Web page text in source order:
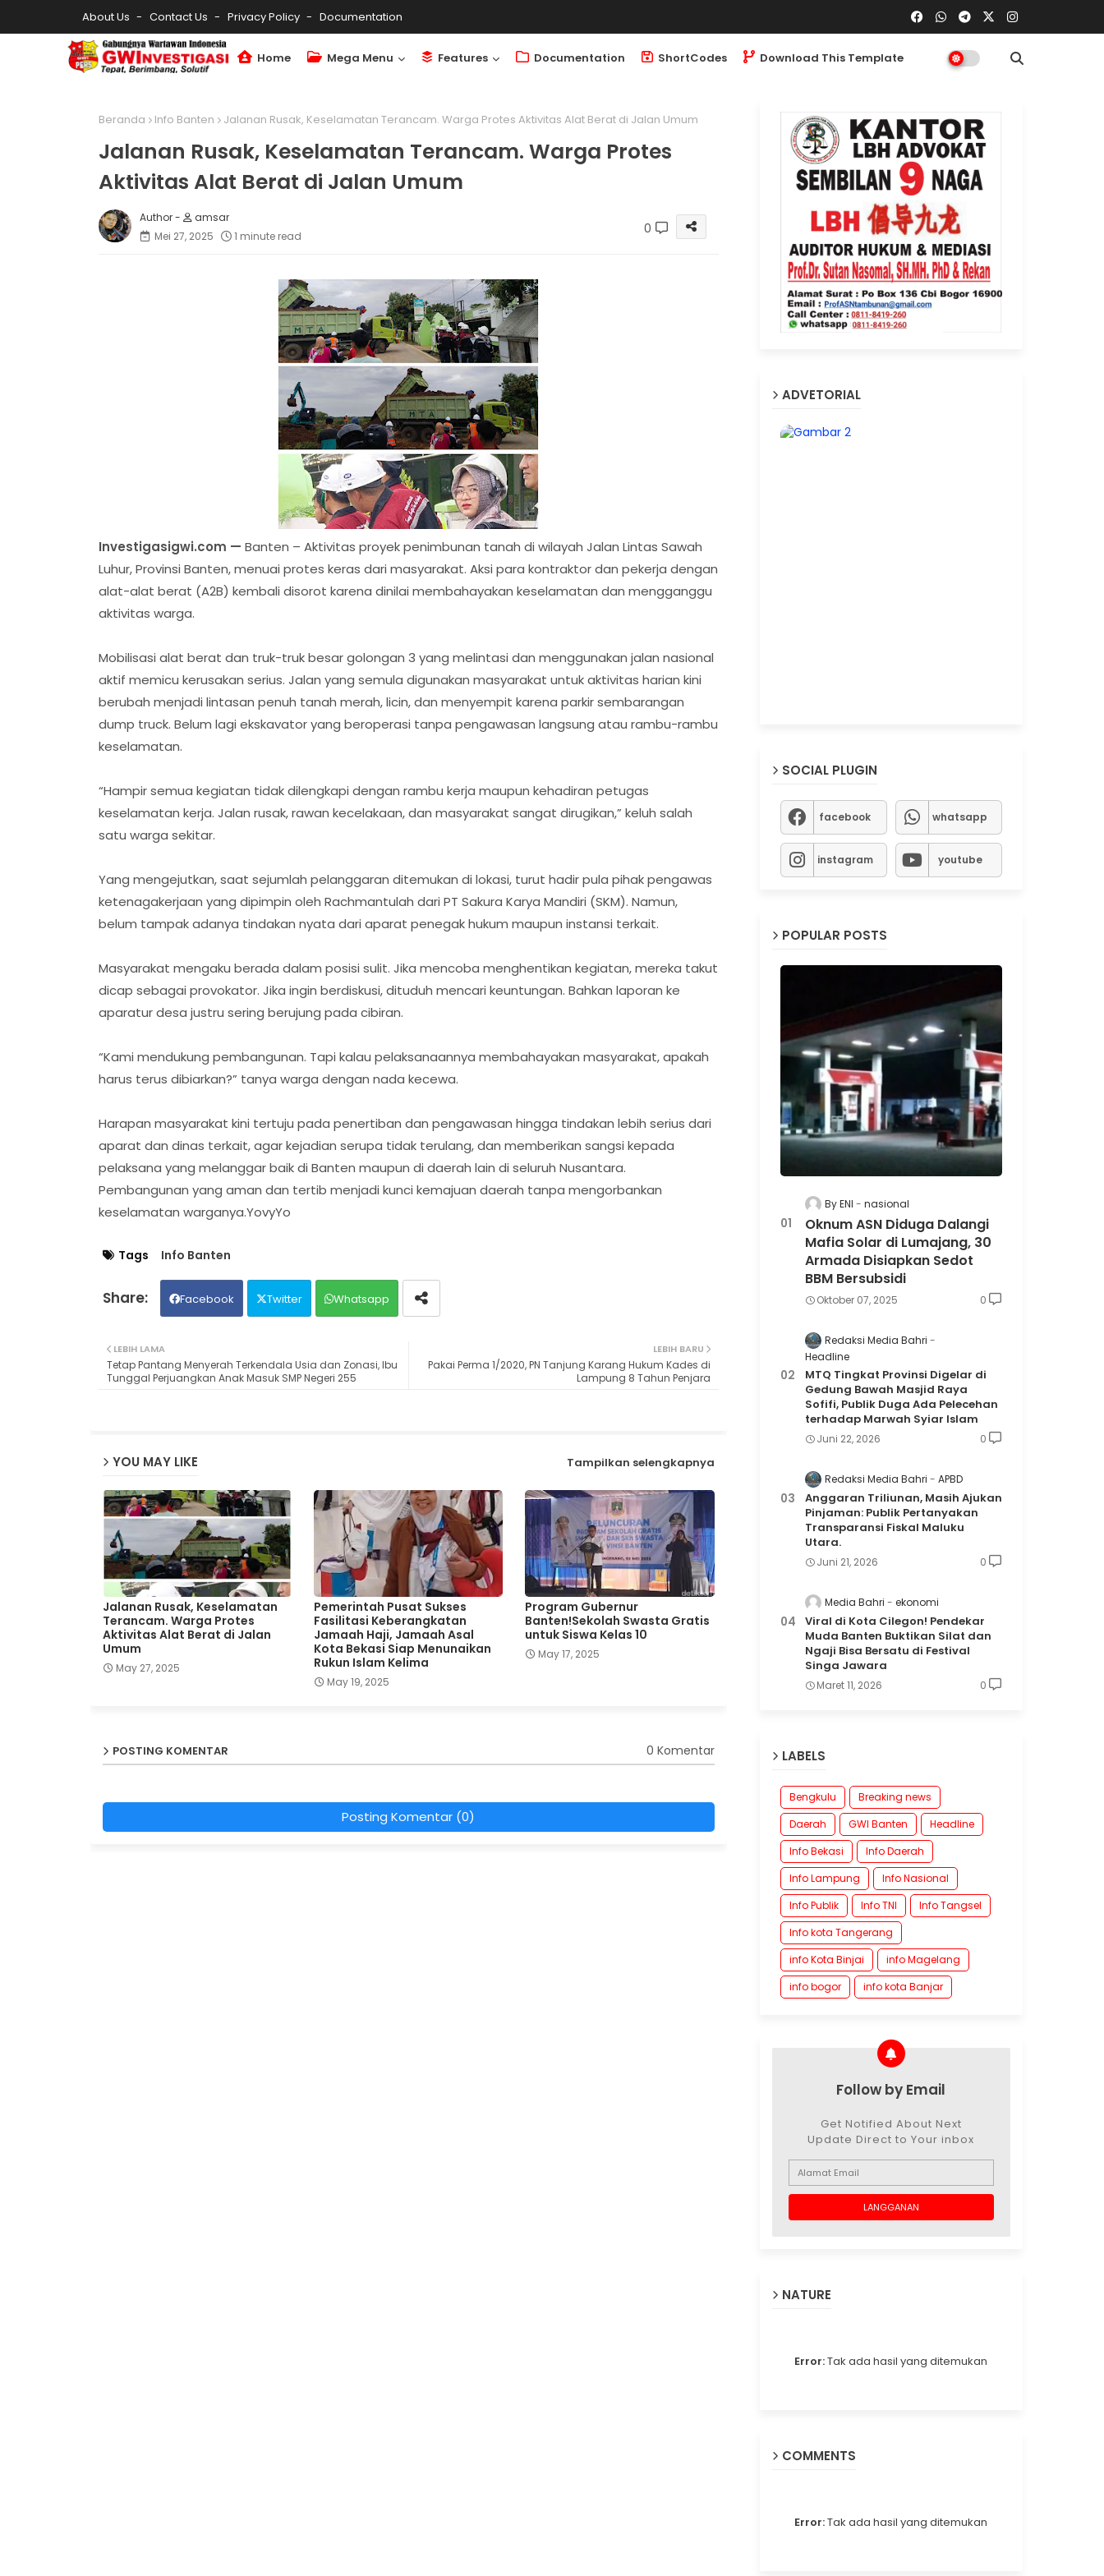
About Us Contact Us Privacy Policy Documentation
Home Mega Menu Features Documentation ShortCodes Download This Template
Beranda Info Banten Jalanan Rusak, Keselamatan Terancam. Warga Protes Aktivitas Alat Berat di Jalan Umum
Jalanan Rusak, Keselamatan Terancam. Warga Protes
Aktivitas Alat Berat di Jalan Umum
amsar
Mei 27, 2025
1 minute read 0
Investigasigwi.com — Banten – Aktivitas proyek penimbunan tanah di wilayah Jalan Lintas Sawah
Luhur, Provinsi Banten, menuai protes keras dari masyarakat. Aksi para kontraktor dan pekerja dengan
alat-alat berat (A2B) kembali disorot karena dinilai membahayakan keselamatan dan mengganggu
aktivitas warga.
Mobilisasi alat berat dan truk-truk besar golongan 3 yang melintasi dan menggunakan jalan nasional
aktif memicu kerusakan serius. Jalan yang semula digunakan masyarakat untuk aktivitas harian kini
berubah menjadi lintasan penuh tanah merah, licin, dan menyempit karena parkir sembarangan
dump truck. Belum lagi ekskavator yang beroperasi tanpa pengawasan langsung atau rambu-rambu
keselamatan.
“Hampir semua kegiatan tidak dilengkapi dengan rambu kerja maupun kehadiran petugas
keselamatan kerja. Jalan rusak, rawan kecelakaan, dan masyarakat sangat dirugikan,” keluh salah
satu warga sekitar.
Yang mengejutkan, saat sejumlah pelanggaran ditemukan di lokasi, turut hadir pula pihak pengawas
ketenagakerjaan yang dipimpin oleh Rachmantulah dari PT Sakura Karya Mandiri (SKM). Namun,
belum tampak adanya tindakan nyata dari aparat penegak hukum maupun instansi terkait.
Masyarakat mengaku berada dalam posisi sulit. Jika mencoba menghentikan kegiatan, mereka takut
dicap sebagai provokator. Jika ingin berdiskusi, dituduh mencari keuntungan. Bahkan laporan ke
aparatur desa justru sering berujung pada cibiran.
“Kami mendukung pembangunan. Tapi kalau pelaksanaannya membahayakan masyarakat, apakah
harus terus dibiarkan?” tanya warga dengan nada kecewa.
Harapan masyarakat kini tertuju pada penertiban dan pengawasan hingga tindakan lebih serius dari
aparat dan dinas terkait, agar kejadian serupa tidak terulang, dan memberikan sangsi kepada
pelaksana yang melanggar baik di Banten maupun di daerah lain di seluruh Nusantara.
Pembangunan yang aman dan tertib menjadi kunci kemajuan daerah tanpa mengorbankan
keselamatan warganya.YovyYo
Tags Info Banten
Facebook Twitter Whatsapp
LEBIH BARU
Pakai Perma 1/2020, PN Tanjung Karang Hukum Kades di
Lampung 8 Tahun Penjara
LEBIH LAMA
Tetap Pantang Menyerah Terkendala Usia dan Zonasi, Ibu
Tunggal Perjuangkan Anak Masuk SMP Negeri 255
YOU MAY LIKE Tampilkan selengkapnya
Jalanan Rusak, Keselamatan
Terancam. Warga Protes
Aktivitas Alat Berat di Jalan
Umum
May 27, 2025
Pemerintah Pusat Sukses
Fasilitasi Keberangkatan
Jamaah Haji, Jamaah Asal
Kota Bekasi Siap Menunaikan
Rukun Islam Kelima
May 19, 2025
Program Gubernur
Banten!Sekolah Swasta Gratis
untuk Siswa Kelas 10
May 17, 2025
POSTING KOMENTAR 0 Komentar
Posting Komentar (0)
ADVETORIAL
SOCIAL PLUGIN
facebook whatsapp
instagram youtube
POPULAR POSTS
By ENI nasional
Oknum ASN Diduga Dalangi
Mafia Solar di Lumajang, 30
Armada Disiapkan Sedot
BBM Bersubsidi
Oktober 07, 2025 0
Redaksi Media Bahri
Headline
MTQ Tingkat Provinsi Digelar di
Gedung Bawah Masjid Raya
Sofifi, Publik Duga Ada Pelecehan
terhadap Marwah Syiar Islam
Juni 22, 2026 0
Redaksi Media Bahri APBD
Anggaran Triliunan, Masih Ajukan
Pinjaman: Publik Pertanyakan
Transparansi Fiskal Maluku
Utara.
Juni 21, 2026 0
Media Bahri ekonomi
Viral di Kota Cilegon! Pendekar
Muda Banten Buktikan Silat dan
Ngaji Bisa Bersatu di Festival
Singa Jawara
Maret 11, 2026 0
LABELS
Bengkulu
Breaking news
Daerah
GWI Banten
Headline
Info Bekasi
Info Daerah
Info Lampung
Info Nasional
Info Publik
Info TNI
Info Tangsel
Info kota Tangerang
info Kota Binjai
info Magelang
info bogor
info kota Banjar
Follow by Email
Get Notified About Next
Update Direct to Your inbox
NATURE
Error:Tak ada hasil yang ditemukan
COMMENTS
Error:Tak ada hasil yang ditemukan